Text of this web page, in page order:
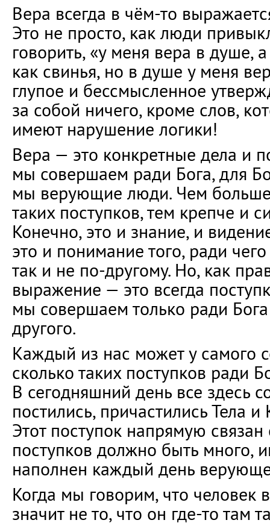
Вера всегда в чём-то
Это не просто, как люди
говорить, «у меня вера в душе,
как свинья, но в душе у меня
глупое и бессмысленное
за собой ничего, кроме слов,
имеют нарушение логики!
Вера — это конкретные дела и
мы совершаем ради Бога, для
мы верующие люди. Чем
таких поступков, тем крепче и
Конечно, это и знание, и
это и понимание того, ради
так и не по-другому. Но, как
выражение — это всегда
мы совершаем только ради
другого.
Каждый из нас может у самого
сколько таких поступков ради
В сегодняшний день все здесь
постились, причастились Тела
Этот поступок напрямую связан
поступков должно быть много,
наполнен каждый день
Когда мы говорим, что человек
значит не то, что он где-то там